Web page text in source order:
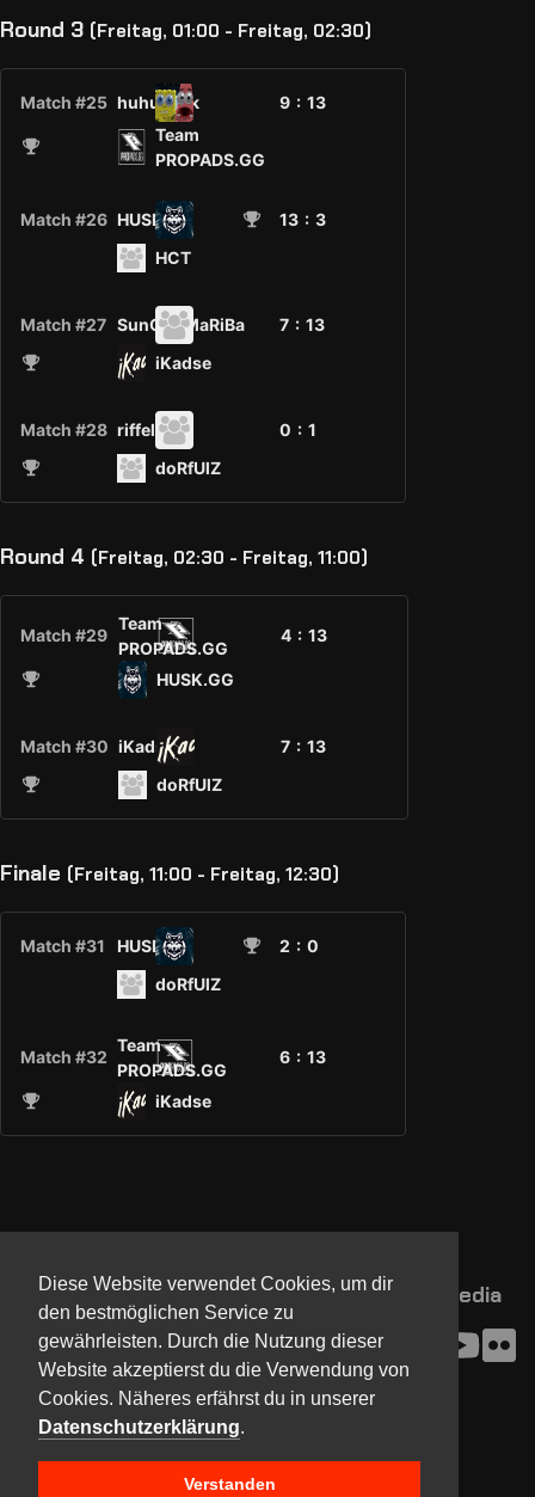
Diese Website verwendet Cookies, um dir
den bestmöglichen Service zu
gewährleisten. Durch die Nutzung dieser
Website akzeptierst du die Verwendung von
Cookies. Näheres erfährst du in unserer
Datenschutzerklärung.
Verstanden
Round 3 (Freitag, 01:00 - Freitag, 02:30)
Match #25 huhuwink 9 : 13
Team
PROPADS.GG
Match #26 HUSK.GG 13 : 3
HCT
Match #27 SunChoMaRiBa 7 : 13
iKadse
Match #28 riffelN.N 0 : 1
doRfUlZ
Round 4 (Freitag, 02:30 - Freitag, 11:00)
Match #29
Team
PROPADS.GG
4 : 13
HUSK.GG
Match #30 iKadse 7 : 13
doRfUlZ
Finale (Freitag, 11:00 - Freitag, 12:30)
Match #31 HUSK.GG 2 : 0
doRfUlZ
Match #32
Team
PROPADS.GG
6 : 13
iKadse
NorthCon
Kontakt
Presse
Verein
Impressum
AGB
Datenschutz
Updates Community Media
Copyright © 2017-2024 Team NorthCon